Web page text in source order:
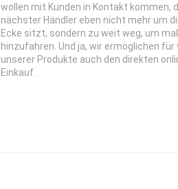
wollen mit Kunden in Kontakt kommen,
nächster Händler eben nicht mehr um
Ecke sitzt, sondern zu weit weg, um
hinzufahren. Und ja, wir ermöglichen für
unserer Produkte auch den direkten
Einkauf.